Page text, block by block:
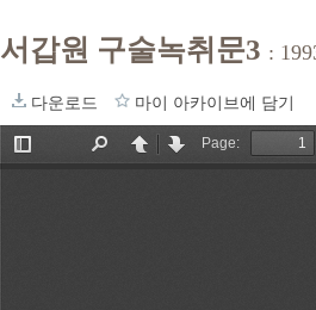
서갑원 구술녹취문3 :
다운로드 마이 아카이브에 담기